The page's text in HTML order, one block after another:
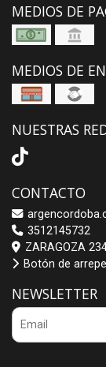
MEDIOS DE
MEDIOS DE
NUESTRAS
CONTACTO
3512145732
ZARAGOZA
Botón de
NEWSLETTER